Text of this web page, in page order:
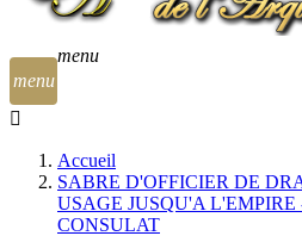
menu
menu
Accueil
SABRE D'OFFICIER DE
USAGE JUSQU'A
CONSULAT